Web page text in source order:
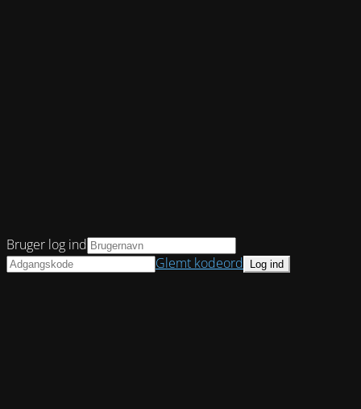
Bruger log ind
Glemt kodeord